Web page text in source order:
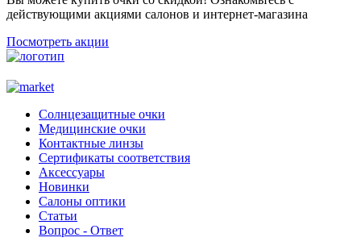
действующими акциями салонов и интернет-магазина
Посмотреть акции
Солнцезащитные очки
Медицинские очки
Контактные линзы
Сертификаты соответствия
Аксессуары
Новинки
Салоны оптики
Статьи
Вопрос - Ответ